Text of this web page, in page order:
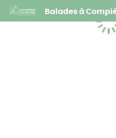
Balades à